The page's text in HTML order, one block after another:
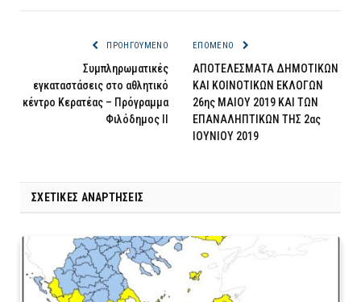
ΠΡΟΗΓΟΎΜΕΝΟ
Συμπληρωματικές
εγκαταστάσεις στο αθλητικό
κέντρο Κερατέας – Πρόγραμμα
Φιλόδημος ΙΙ
ΕΠΌΜΕΝΟ
ΑΠΟΤΕΛΕΣΜΑΤΑ ΔΗΜΟΤΙΚΩΝ
ΚΑΙ ΚΟΙΝΟΤΙΚΩΝ ΕΚΛΟΓΩΝ
26ης ΜΑΙΟΥ 2019 ΚΑΙ ΤΩΝ
ΕΠΑΝΑΛΗΠΤΙΚΩΝ ΤΗΣ 2ας
ΙΟΥΝΙΟΥ 2019
ΣΧΕΤΙΚΈΣ ΑΝΑΡΤΉΣΕΙΣ